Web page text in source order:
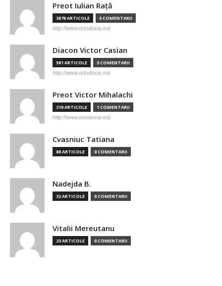
Preot Iulian Raţă
3878 ARTICOLE 6 COMENTARII
http://www.ortodoxia.md
Diacon Victor Casian
581 ARTICOLE 5 COMENTARII
http://www.ortodoxia.md
Preot Victor Mihalachi
210 ARTICOLE 1 COMENTARII
http://www.ortodoxia.md
Cvasniuc Tatiana
88 ARTICOLE 0 COMENTARII
Nadejda B.
32 ARTICOLE 0 COMENTARII
Vitalii Mereutanu
23 ARTICOLE 0 COMENTARII